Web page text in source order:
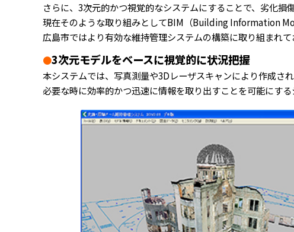
さらに、3次元的かつ視覚的なシステムにすることで、劣化損
現在そのような取り組みとしてBIM（Building Information
広島市ではより有効な維持管理システムの構築に取り組まれ
●3次元モデルをベースに視覚的に状況把握
本システムでは、写真測量や3Dレーザスキャンにより作成さ
必要な時に効率的かつ迅速に情報を取り出すことを可能にする